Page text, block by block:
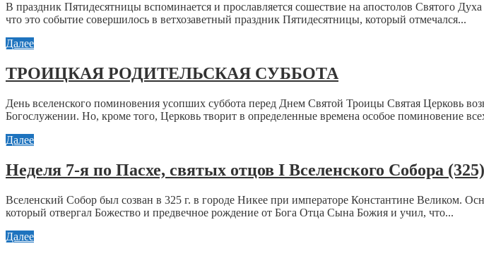
В праздник Пятидесятницы вспоминается и прославляется сошествие на апостолов Святого
что это событие совершилось в ветхозаветный праздник Пятидесятницы, который отмечался...
Далее
ТРОИЦКАЯ РОДИТЕЛЬСКАЯ СУББОТА
День вселенского поминовения усопших суббота перед Днем Святой Троицы Святая Церковь
Богослужении. Но, кроме того, Церковь творит в определенные времена особое поминовение
Далее
Неделя 7-я по Пасхе, святых отцов I Вселенского Собора
Вселенский Собор был созван в 325 г. в городе Никее при императоре Константине Великом.
который отвергал Божество и предвечное рождение от Бога Отца Сына Божия и учил, что...
Далее